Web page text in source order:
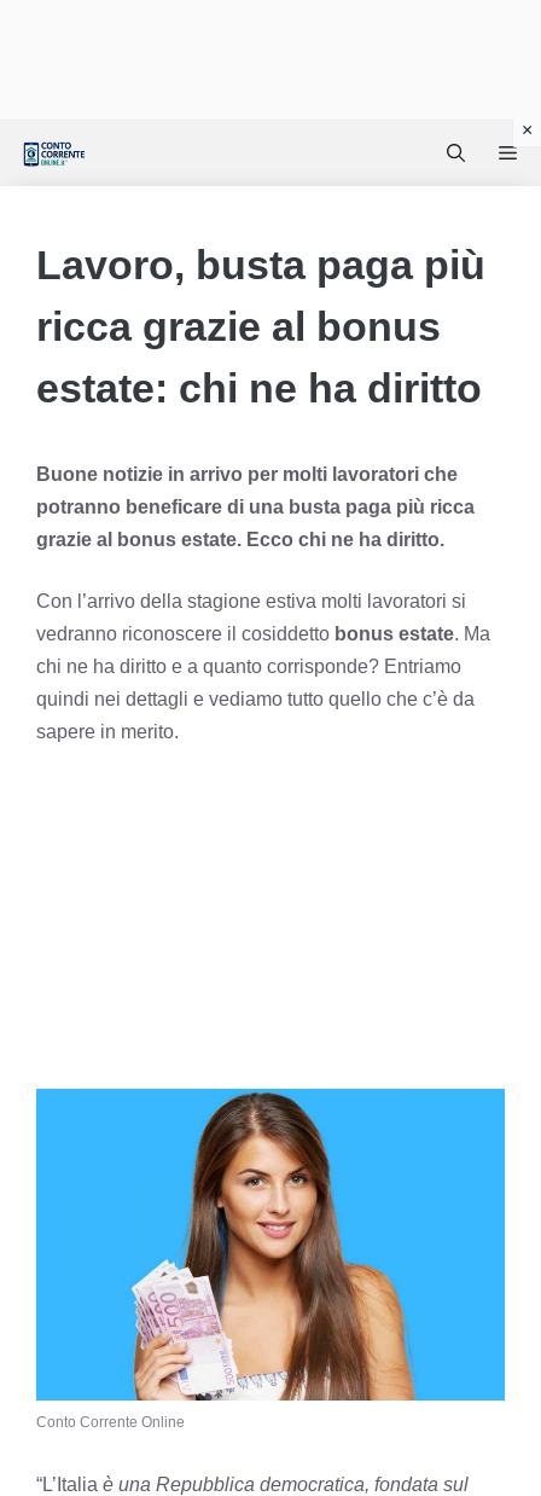
Lavoro, busta paga più
ricca grazie al bonus
estate: chi ne ha diritto
Buone notizie in arrivo per molti lavoratori che
potranno beneficare di una busta paga più ricca
grazie al bonus estate. Ecco chi ne ha diritto.
Con l’arrivo della stagione estiva molti lavoratori si
vedranno riconoscere il cosiddetto bonus estate. Ma
chi ne ha diritto e a quanto corrisponde? Entriamo
quindi nei dettagli e vediamo tutto quello che c’è da
sapere in merito.
Conto Corrente Online
“L’Italia è una Repubblica democratica, fondata sul